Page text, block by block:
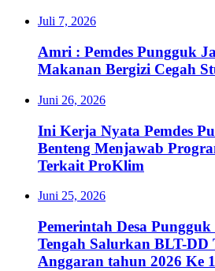
Juli 7, 2026
Amri : Pemdes Pungguk
Makanan Bergizi Cegah
Juni 26, 2026
Ini Kerja Nyata Pemdes
Benteng Menjawab
Terkait ProKlim
Juni 25, 2026
Pemerintah Desa
Tengah Salurkan BLT-
Anggaran tahun 2026 Ke